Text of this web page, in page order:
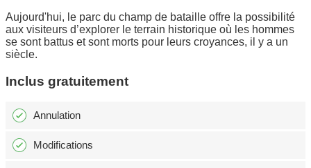
Aujourd'hui, le parc du champ de bataille offre la possibilité
aux visiteurs d’explorer le terrain historique où les hommes
se sont battus et sont morts pour leurs croyances, il y a un
siècle.
Inclus gratuitement
Annulation
Modifications